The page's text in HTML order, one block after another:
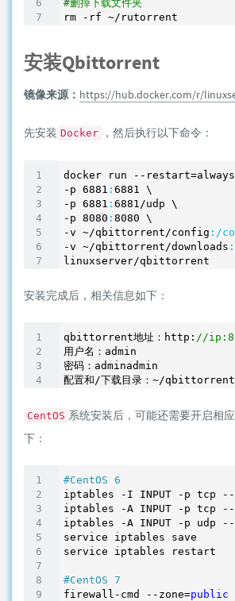
#删掉下载文件夹
rm -rf ~
安装Qbittorrent
镜像来源： https://hub.docker.com/r/
先安装 Docker ，然后执行以下命令：
docker run --
-p 6881 : 6881
\
-p 6881 : 6881 /udp \
-p 8080 : 8080 \
-v ~/qbittorrent/config :/
-v ~/qbittorrent/downloads
安装完成后，相关信息如下：
qbittorrent地址：http: //
用户名：admin
密码：adminadmin
CentOS 系统安装后，可能还需要开启相
下：
#CentOS 6
iptables -I INPUT -p tcp
iptables -A INPUT -p tcp
iptables -A INPUT -p udp
service iptables save
service iptables restart
#CentOS 7
firewall-cmd --zone=public